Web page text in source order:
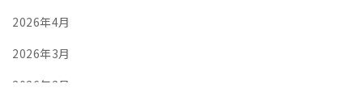
2026年4月
2026年3月
2026年2月